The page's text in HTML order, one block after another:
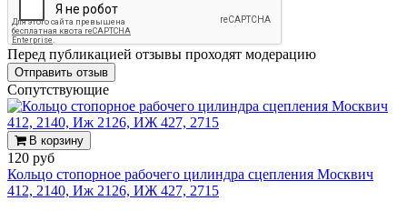
Перед публикацией отзывы проходят модерацию
Cопутствующие
В корзину
120 руб
Кольцо стопорное рабочего цилиндра сцепления Москвич
412, 2140, Иж 2126, ИЖ 427, 2715